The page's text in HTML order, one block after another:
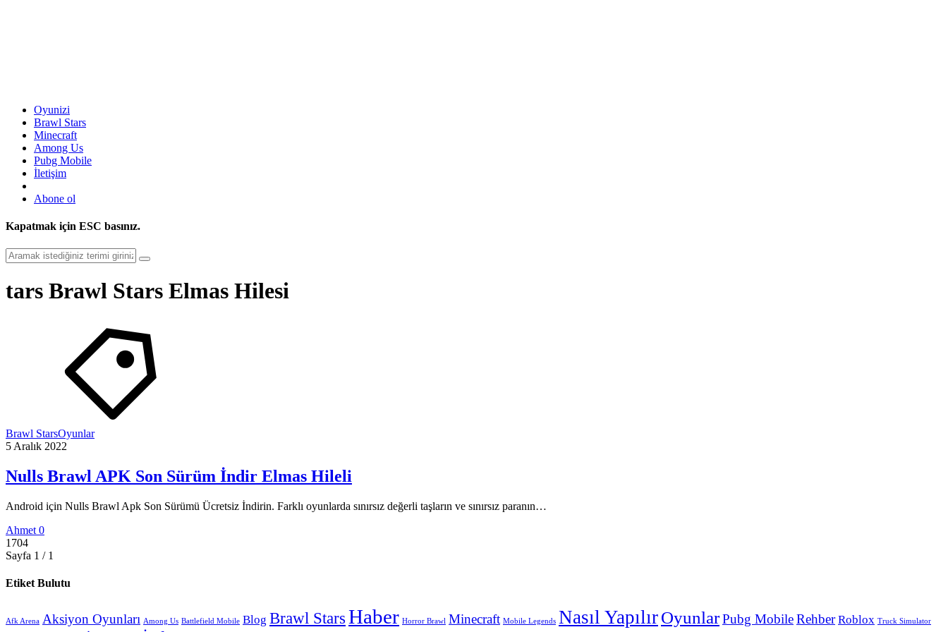
Oyunizi
Brawl Stars
Minecraft
Among Us
Pubg Mobile
İletişim
Abone ol
Kapatmak için ESC basınız.
tars Brawl Stars Elmas Hilesi
Brawl StarsOyunlar
5 Aralık 2022
Nulls Brawl APK Son Sürüm İndir Elmas Hileli
Android için Nulls Brawl Apk Son Sürümü Ücretsiz İndirin. Farklı oyunlarda sınırsız değerli taşların ve sınırsız paranın…
Ahmet 0
1704
Sayfa 1 / 1
Etiket Bulutu
Afk Arena Aksiyon Oyunları Among Us Battlefield Mobile Blog Brawl Stars Haber Horror Brawl Minecraft Mobile Legends Nasıl YapılırOyunlarPubg MobileRehber Roblox Truck Simulator